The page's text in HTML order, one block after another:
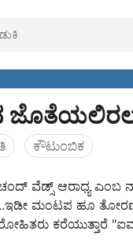
ಕೌಟುಂಬಿಕ
ವೆಡ್ಸ್ ಆರಾಧ್ಯ ಎಂಬ
ಮಂಟಪ ಹೂ
ಕರೆಯುತ್ತಾರೆ